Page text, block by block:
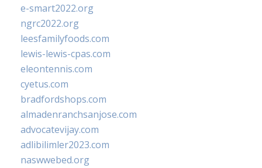
e-smart2022.org
ngrc2022.org
leesfamilyfoods.com
lewis-lewis-cpas.com
eleontennis.com
cyetus.com
bradfordshops.com
almadenranchsanjose.com
advocatevijay.com
adlibilimler2023.com
naswwebed.org